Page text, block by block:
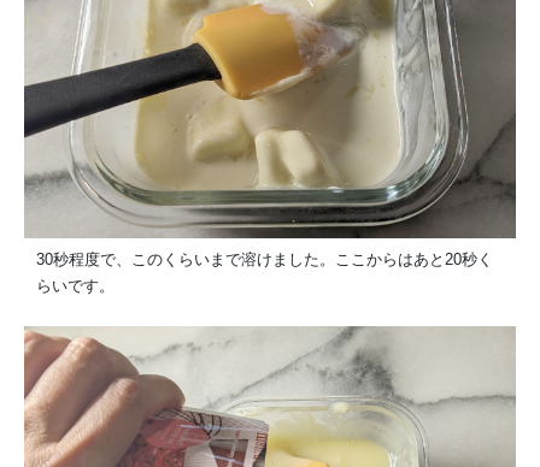
30秒程度で、このくらいまで溶けました。ここからはあと20秒く
らいです。